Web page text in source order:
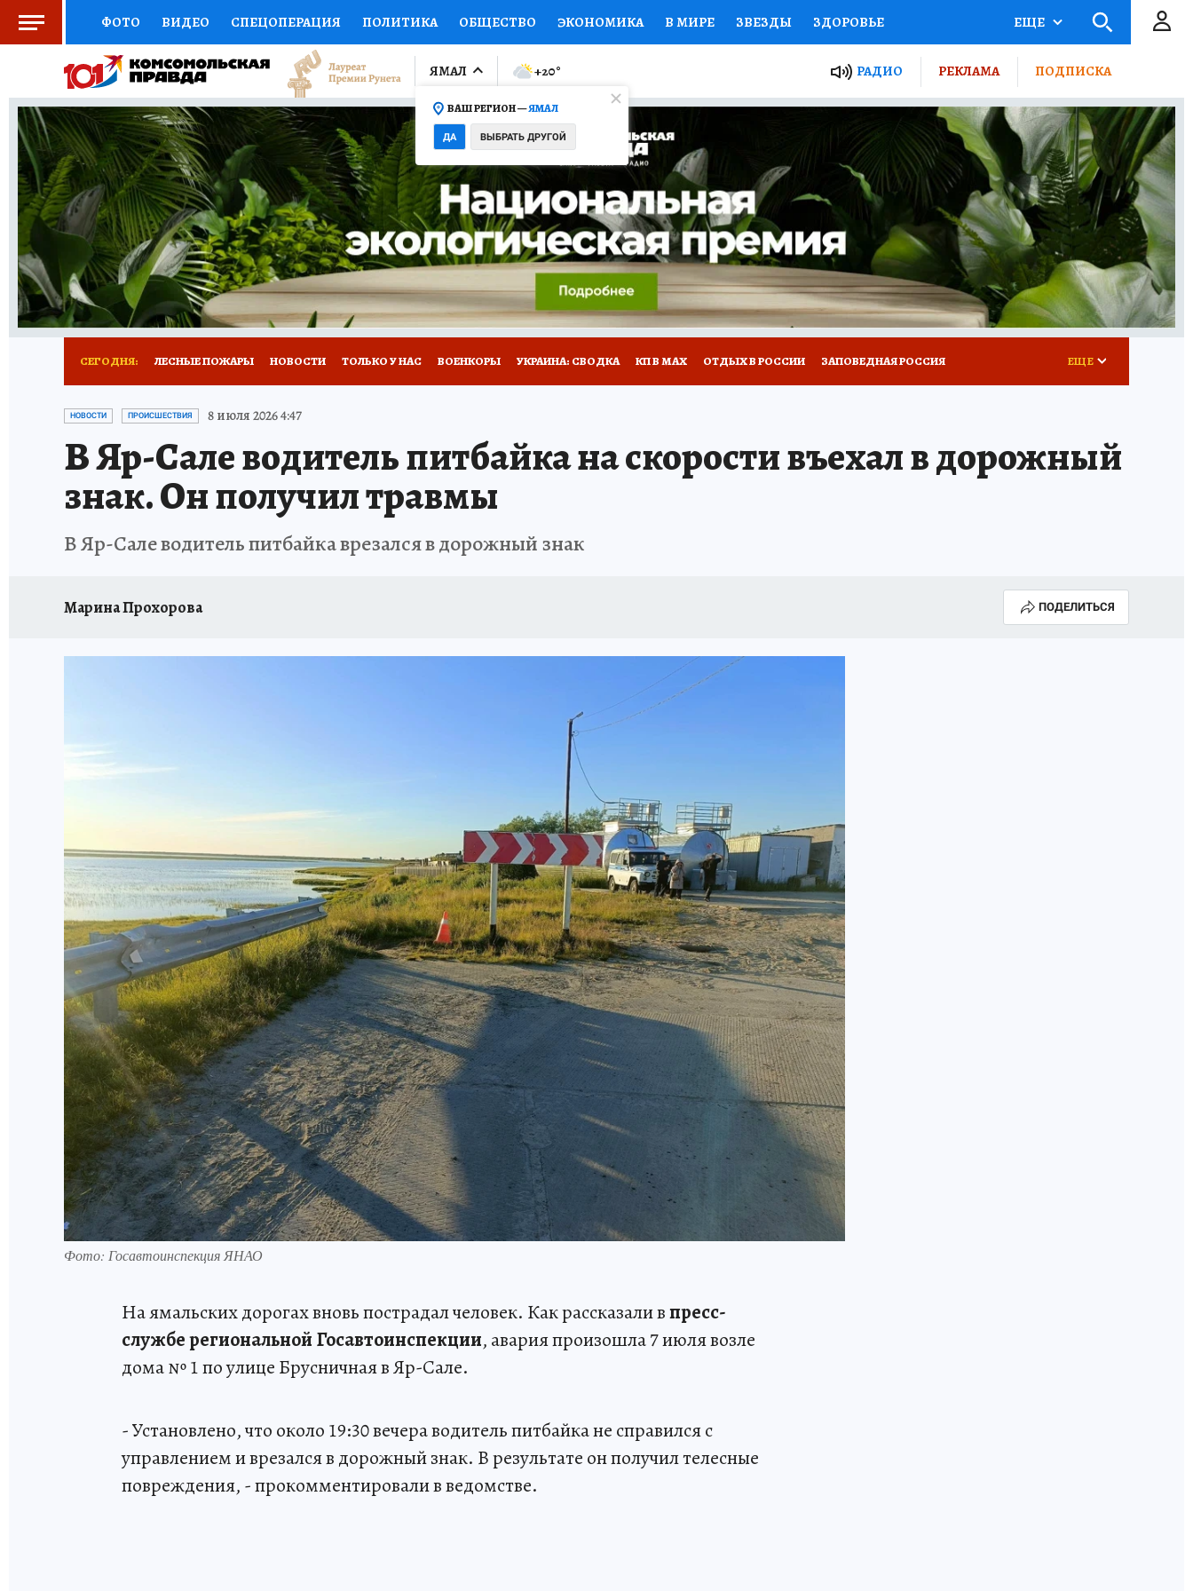
ФОТО ВИДЕО СПЕЦОПЕРАЦИЯ ПОЛИТИКА ОБЩЕСТВО ЭКОНОМИКА В МИРЕ ЗВЕЗДЫ ЗДОРОВЬЕ
СОЦПОДДЕРЖКА НАУКА СПОРТ КОЛУМНИСТЫ ПРОИСШЕСТВИЯ НАЦИОНАЛЬНЫЕ ПРОЕКТЫ РОССИИ
ВЫБОР ЭКСПЕРТОВ ДОКТОР ФИНАНСЫ ОТКРЫВАЕМ МИР СЕМЬЯ ЖЕНСКИЕ СЕКРЕТЫ ПУТЕВОДИТЕЛЬ
КНИЖНАЯ ПОЛКА ПРОГНОЗЫ НА СПОРТ ПРОМОКОДЫ СЕРИАЛЫ СПЕЦПРОЕКТЫ ДЕФИЦИТ ЖЕЛЕЗА ТУРИЗМ
ПРЕСС-ЦЕНТР НЕДВИЖИМОСТЬ ТЕЛЕВИЗОР КОЛЛЕКЦИИ КОНКУРСЫ РАБОТА У НАС ГИД ПОТРЕБИТЕЛЯ ВСЕ О КП
РАДИО КП РЕКЛАМА ТЕСТЫ НОВОЕ НА САЙТЕ
ЕЩЕ
ЯМАЛ
ВАШ РЕГИОН —ЯМАЛ
ДА ВЫБРАТЬ ДРУГОЙ
+20° РАДИО РЕКЛАМА ПОДПИСКА
СЕГОДНЯ: ЛЕСНЫЕ ПОЖАРЫ НОВОСТИ ТОЛЬКО У НАС ВОЕНКОРЫ УКРАИНА: СВОДКА КП В МАХ ОТДЫХ В РОССИИ ЗАПОВЕДНАЯ РОССИЯ
ПРОИСШЕСТВИЯ АФИША
ЕЩЕ
НОВОСТИ ПРОИСШЕСТВИЯ 8 июля 2026 4:47
В Яр-Сале водитель питбайка на скорости въехал в дорожный
знак. Он получил травмы
В Яр-Сале водитель питбайка врезался в дорожный знак
Марина Прохорова ПОДЕЛИТЬСЯ
Фото: Госавтоинспекция ЯНАО
На ямальских дорогах вновь пострадал человек. Как рассказали впресс-
службе региональной Госавтоинспекции, авария произошла 7 июля возле
дома № 1 по улице Брусничная в Яр-Сале.
- Установлено, что около 19:30 вечера водитель питбайка не справился с
управлением и врезался в дорожный знак. В результате он получил телесные
повреждения, - прокомментировали в ведомстве.